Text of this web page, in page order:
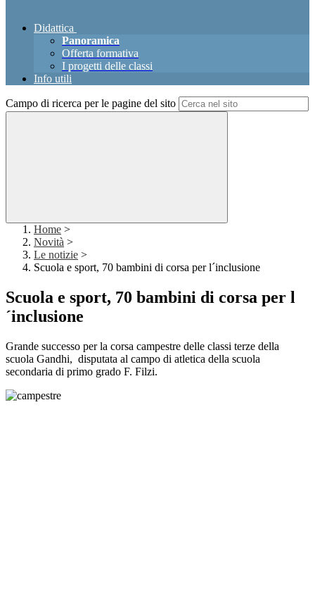
Didattica
Panoramica
Offerta formativa
I progetti delle classi
Info utili
Campo di ricerca per le pagine del sito
Home >
Novità >
Le notizie >
Scuola e sport, 70 bambini di corsa per l´inclusione
Scuola e sport, 70 bambini di corsa per l
´inclusione
Grande successo per la corsa campestre delle classi terze della
scuola Gandhi, disputata al campo di atletica della scuola
secondaria di primo grado F. Filzi.